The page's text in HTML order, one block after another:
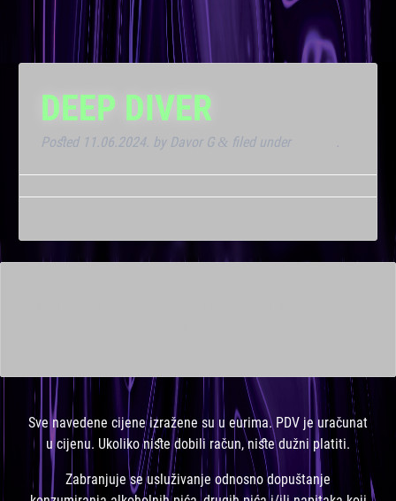
DEEP DIVER
Posted 11.06.2024. by Davor G & filed under .
Sve navedene cijene izražene su u eurima. PDV je uračunat
u cijenu. Ukoliko niste dobili račun, niste dužni platiti.
Zabranjuje se usluživanje odnosno dopuštanje